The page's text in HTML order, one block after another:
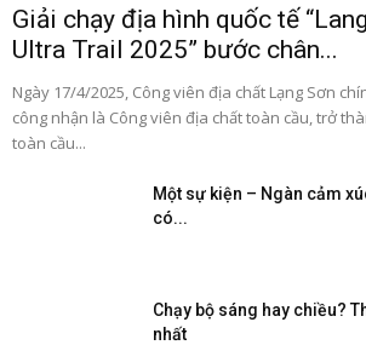
Giải chạy địa hình quốc tế
Ultra Trail 2025” bước chân...
Ngày 17/4/2025, Công viên địa chất Lạng Sơn
công nhận là Công viên địa chất toàn cầu, trở
toàn cầu...
Một sự kiện – Ngàn cảm
có...
Chạy bộ sáng hay chiều?
nhất